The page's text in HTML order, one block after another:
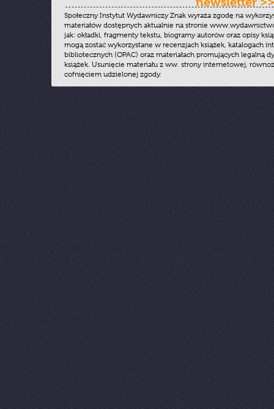
Społeczny Instytut Wydawniczy Znak wyraża zgodę na
materiałów dostępnych aktualnie na stronie
jak: okładki, fragmenty tekstu, biogramy autorów oraz opisy
mogą zostać wykorzystane w recenzjach książek, katalogach
bibliotecznych (OPAC) oraz materiałach promujących legalną
książek. Usunięcie materiału z ww. strony internetowej,
cofnięciem udzielonej zgody.